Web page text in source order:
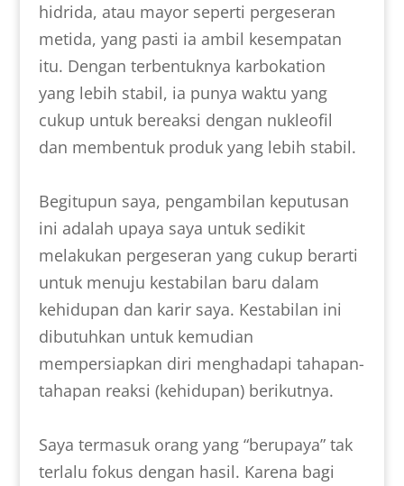
hidrida, atau mayor seperti pergeseran
metida, yang pasti ia ambil kesempatan
itu. Dengan terbentuknya karbokation
yang lebih stabil, ia punya waktu yang
cukup untuk bereaksi dengan nukleofil
dan membentuk produk yang lebih stabil.
Begitupun saya, pengambilan keputusan
ini adalah upaya saya untuk sedikit
melakukan pergeseran yang cukup berarti
untuk menuju kestabilan baru dalam
kehidupan dan karir saya. Kestabilan ini
dibutuhkan untuk kemudian
mempersiapkan diri menghadapi tahapan-
tahapan reaksi (kehidupan) berikutnya.
Saya termasuk orang yang “berupaya” tak
terlalu fokus dengan hasil. Karena bagi